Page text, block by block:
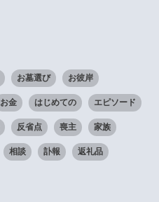
お墓選び お彼岸
お金 はじめての エピソード
反省点 喪主 家族
相談 訃報 返礼品